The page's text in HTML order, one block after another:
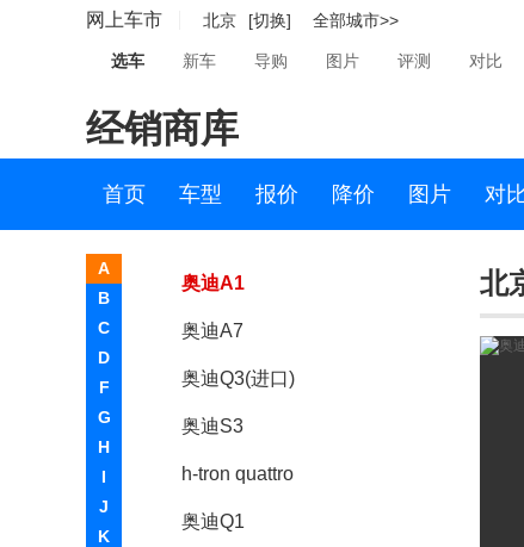
网上车市 北京 [切换] 全部城市>>
选车 新车 导购 图片 评测 对比
经销商库
首页 车型 报价 降价 图片 对
A
B
C
D
F
G
H
I
J
K
奥迪S5
奥迪S7
E-tron Concept
奥迪A1
奥迪A7
奥迪Q3(进口)
奥迪S3
h-tron quattro
奥迪Q1
北